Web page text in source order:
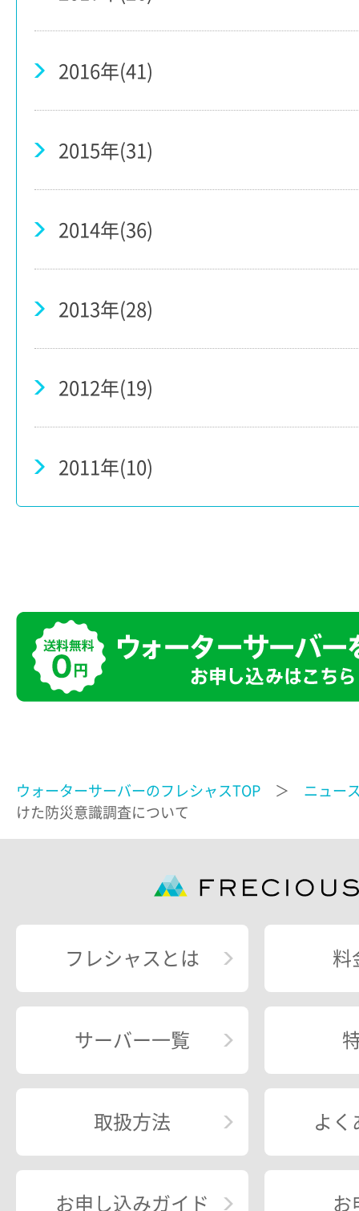
2016年(41)
2015年(31)
2014年(36)
2013年(28)
2012年(19)
2011年(10)
ウォーターサーバーのフレシャスTOP ＞ ニュー
けた防災意識調査について
フレシャスとは 料
サーバー一覧
取扱方法 よく
お申し込みガイド お